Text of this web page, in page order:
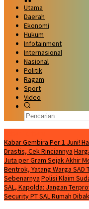
Utama
Daerah
Ekonomi
Hukum
Infotainment
Internasional
Nasional
Politik
Ragam
Sport
Video
Kabar Gembira Per 1 Juni!
Drastis, Cek Rinciannya
Juta per Gram Sejak Akhir
Bentrok, Yatang Warga SAD
Sebenarnya Polisi Klaim
SAL, Kapolda: Jangan
Security PT SAL Rumah